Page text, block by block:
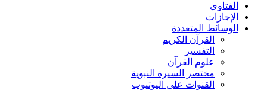
الفتاوى
الإجازات
الوسائط المتعددة
القرآن الكريم
التفسير
علوم القرآن
مختصر السيرة النبوية
القنوات على اليوتيوب